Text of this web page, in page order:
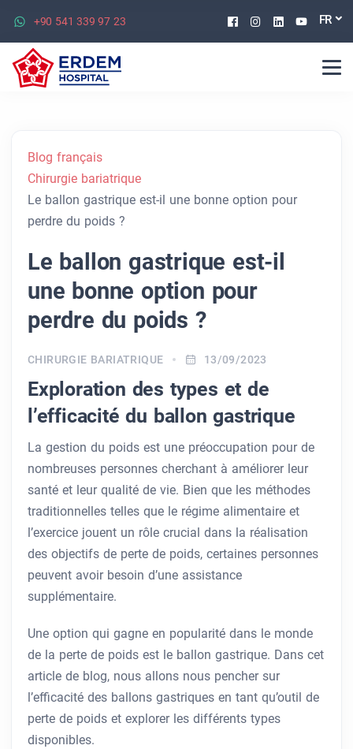
+90 541 339 97 23 Facebook
Instagram
Linkedin
FR
Blog français
Chirurgie bariatrique
Le ballon gastrique est-il une bonne option pour
perdre du poids ?
Le ballon gastrique est-il
une bonne option pour
perdre du poids ?
CHIRURGIE BARIATRIQUE 13/09/2023
Exploration des types et de
l’efficacité du ballon gastrique
La gestion du poids est une préoccupation pour de
nombreuses personnes cherchant à améliorer leur
santé et leur qualité de vie. Bien que les méthodes
traditionnelles telles que le régime alimentaire et
l’exercice jouent un rôle crucial dans la réalisation
des objectifs de perte de poids, certaines personnes
peuvent avoir besoin d’une assistance
supplémentaire.
Une option qui gagne en popularité dans le monde
de la perte de poids est le ballon gastrique. Dans cet
article de blog, nous allons nous pencher sur
l’efficacité des ballons gastriques en tant qu’outil de
perte de poids et explorer les différents types
disponibles.